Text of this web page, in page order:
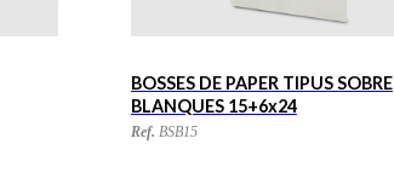
BOSSES DE PAPER TIPUS SOBRE
BLANQUES 12+6X21
Ref. BSB12